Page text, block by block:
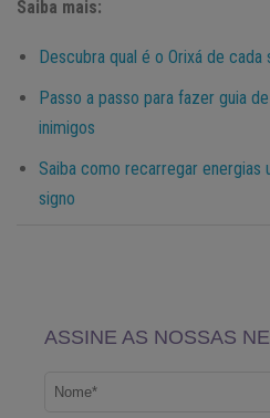
Saiba mais:
Descubra qual é o Orixá de cada
Passo a passo para fazer guia
inimigos
Saiba como recarregar energias
signo